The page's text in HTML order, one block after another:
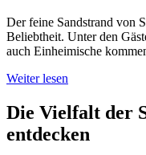
Der feine Sandstrand von
Beliebtheit. Unter den
auch Einheimische
Weiter lesen
Die Vielfalt der
entdecken